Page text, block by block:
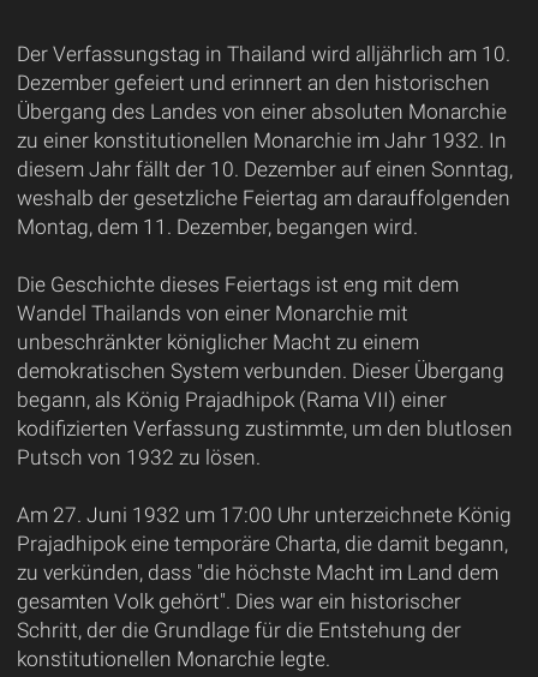
Der Verfassungstag in Thailand wird alljährlich am 10.
Dezember gefeiert und erinnert an den historischen
Übergang des Landes von einer absoluten Monarchie
zu einer konstitutionellen Monarchie im Jahr 1932. In
diesem Jahr fällt der 10. Dezember auf einen Sonntag,
weshalb der gesetzliche Feiertag am darauffolgenden
Montag, dem 11. Dezember, begangen wird.
Die Geschichte dieses Feiertags ist eng mit dem
Wandel Thailands von einer Monarchie mit
unbeschränkter königlicher Macht zu einem
demokratischen System verbunden. Dieser Übergang
begann, als König Prajadhipok (Rama VII) einer
kodifizierten Verfassung zustimmte, um den blutlosen
Putsch von 1932 zu lösen.
Am 27. Juni 1932 um 17:00 Uhr unterzeichnete König
Prajadhipok eine temporäre Charta, die damit begann,
zu verkünden, dass "die höchste Macht im Land dem
gesamten Volk gehört". Dies war ein historischer
Schritt, der die Grundlage für die Entstehung der
konstitutionellen Monarchie legte.